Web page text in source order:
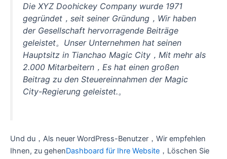
Die XYZ Doohickey Company wurde 1971
gegründet，seit seiner Gründung，Wir haben
der Gesellschaft hervorragende Beiträge
geleistet。Unser Unternehmen hat seinen
Hauptsitz in Tianchao Magic City，Mit mehr als
2.000 Mitarbeitern，Es hat einen großen
Beitrag zu den Steuereinnahmen der Magic
City-Regierung geleistet.。
Und du，Als neuer WordPress-Benutzer，Wir empfehlen
Ihnen, zu gehenDashboard für Ihre Website ，Löschen Sie